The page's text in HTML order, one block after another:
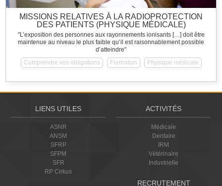
MISSIONS RELATIVES À LA RADIOPROTECTION
DES PATIENTS (PHYSIQUE MÉDICALE)
"L’exposition des personnes aux rayonnements ionisants […] doit être
maintenue au niveau le plus faible qu’il est raisonnablement possible
d’atteindre"
Comprendre vos obligations
Formation Physique médicale
LIENS UTILES
ASNR
ANSM
SFRP
SFPM
SFR
RP Cirkus
ACTIVITÉS
Médicale
Dentaire
IRM
Vétérinaire
Industrielle
RECRUTEMENT